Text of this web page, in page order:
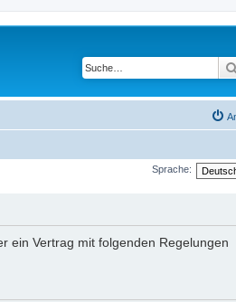
Sprache:
ein Vertrag mit folgenden Regelungen